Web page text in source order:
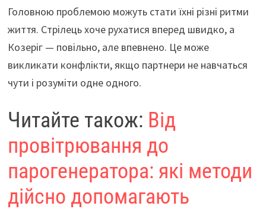
Головною проблемою можуть стати їхні різні ритми
життя. Стрілець хоче рухатися вперед швидко, а
Козеріг — повільно, але впевнено. Це може
викликати конфлікти, якщо партнери не навчаться
чути і розуміти одне одного.
Читайте також: Від
провітрювання до
парогенератора: які методи
дійсно допомагають